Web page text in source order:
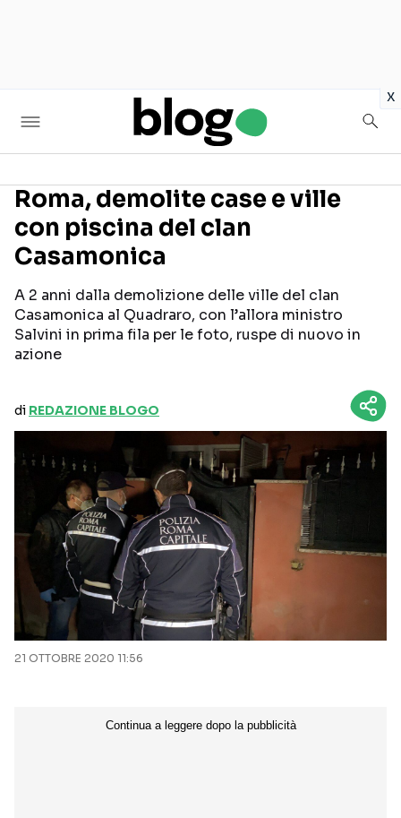
x
Seguici sui social
Roma, demolite case e ville
con piscina del clan
Casamonica
A 2 anni dalla demolizione delle ville del clan
Casamonica al Quadraro, con l’allora ministro
Salvini in prima fila per le foto, ruspe di nuovo in
azione
di REDAZIONE BLOGO
21 OTTOBRE 2020 11:56